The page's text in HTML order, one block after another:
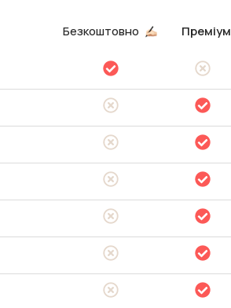
Безкоштовно Преміум